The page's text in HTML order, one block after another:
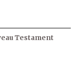
Testament